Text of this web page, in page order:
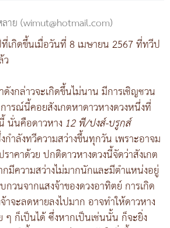
าย (wimut@hotmail.com)
เกิดขึ้นเมื่อวันที่ 8 เมษายน 2567 ที่ทวีป
งกล่าวจะเกิดขึ้นไม่นาน มีการเชิญชวน
รณ์นี้คอยสังเกตหาดาวหางดวงหนึ่งที่
นั่นคือดาวหาง 12 พี/ปงส์-บรูกส์
กำลังทวีความสว่างขึ้นทุกวัน เพราะอาจม
าคาด้วย ปกติดาวหางดวงนี้จัดว่าสังเกต
มีความสว่างไม่มากนักและมีตำแหน่งอยู่
วนจากแสงจ้าของดวงอาทิตย์ การเกิด
าจะลดหายลงไปมาก อาจทำให้ดาวหาง
ๆ ก็เป็นได้ ซึ่งหากเป็นเช่นนั้น ก็จะยิ่ง